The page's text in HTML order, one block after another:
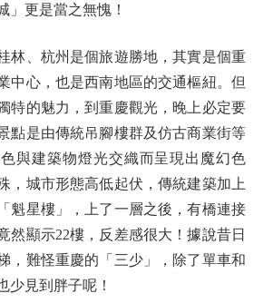
」更是當之無愧！
、杭州是個旅遊勝地，其實是個重
中心，也是西南地區的交通樞紐。但
特的魅力，到重慶觀光，晚上必定要
點是由傳統吊腳樓群及仿古商業街等
與建築物燈光交織而呈現出魔幻色
，城市形態高低起伏，傳統建築加上
魁星樓」，上了一層之後，有橋連接
然顯示22樓，反差感很大！據說昔日
，難怪重慶的「三少」，除了單車和
少見到胖子呢！